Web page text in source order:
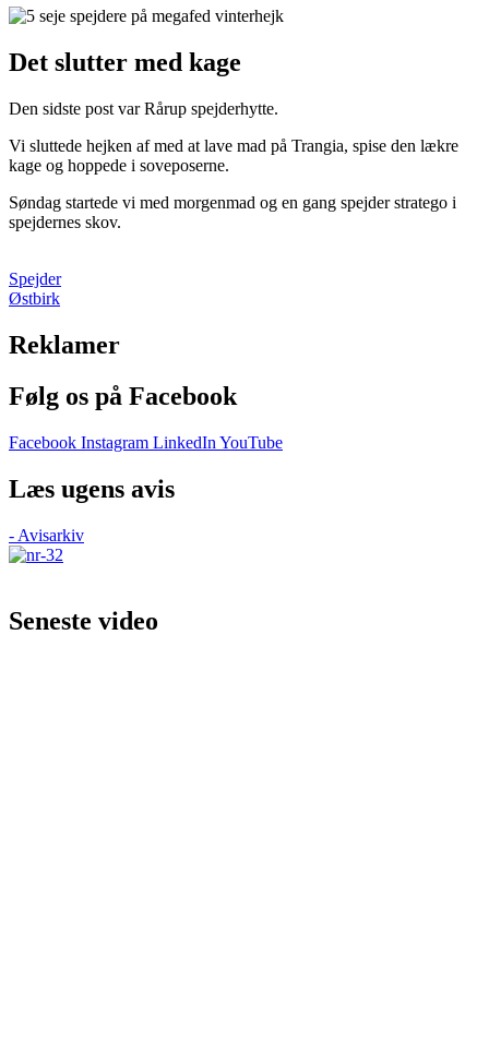
Det slutter med kage
Den sidste post var Rårup spejderhytte.
Vi sluttede hejken af med at lave mad på Trangia, spise den lækre
kage og hoppede i soveposerne.
Søndag startede vi med morgenmad og en gang spejder stratego i
spejdernes skov.
Spejder
Østbirk
Reklamer
Følg os på Facebook
Facebook Instagram LinkedIn YouTube
Læs ugens avis
- Avisarkiv
Seneste video